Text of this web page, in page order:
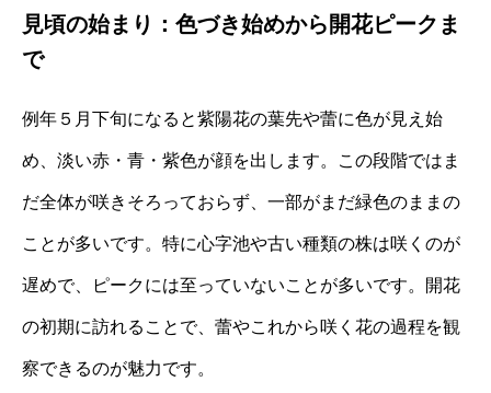
見頃の始まり：色づき始めから開花ピークま
で
例年５月下旬になると紫陽花の葉先や蕾に色が見え始
め、淡い赤・青・紫色が顔を出します。この段階ではま
だ全体が咲きそろっておらず、一部がまだ緑色のままの
ことが多いです。特に心字池や古い種類の株は咲くのが
遅めで、ピークには至っていないことが多いです。開花
の初期に訪れることで、蕾やこれから咲く花の過程を観
察できるのが魅力です。